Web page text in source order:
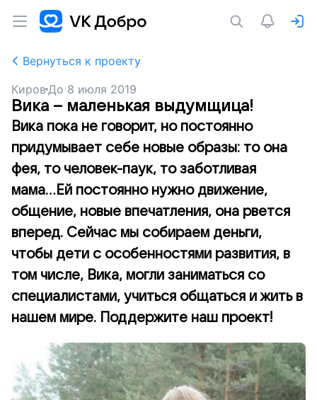
Вернуться к проекту
Киров До 8 июля 2019
Вика – маленькая выдумщица!
Вика пока не говорит, но постоянно
придумывает себе новые образы: то она
фея, то человек-паук, то заботливая
мама...Ей постоянно нужно движение,
общение, новые впечатления, она рвется
вперед. Сейчас мы собираем деньги,
чтобы дети с особенностями развития, в
том числе, Вика, могли заниматься со
специалистами, учиться общаться и жить в
нашем мире. Поддержите наш проект!